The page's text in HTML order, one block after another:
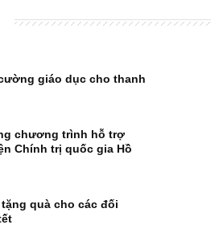
giáo dục cho thanh
chương trình hỗ trợ
Chính trị quốc gia Hồ
quà cho các đối